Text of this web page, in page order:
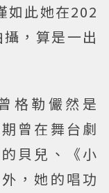
如此她在202
，算是一出
格勒儼然是
曾在舞台劇
貝兒、《小
，她的唱功